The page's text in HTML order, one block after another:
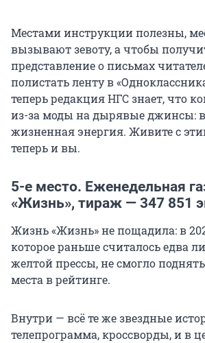
Местами инструкции полезны,
вызывают зевоту, а чтобы
представление о письмах
полистать ленту в
теперь редакция НГС знает, что
из-за моды на дырявые джинсы: в
жизненная энергия. Живите с
теперь и вы.
5-е место. Еженедельная
«Жизнь», тираж — 347 851
Жизнь «Жизнь» не пощадила: в
которое раньше считалось едва
желтой прессы, не смогло
места в рейтинге.
Внутри — всё те же звездные
телепрограмма, кроссворды, и в